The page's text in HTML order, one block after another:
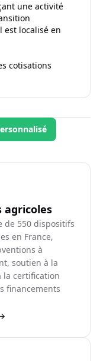
une activité
est localisé en
cotisations
agricoles
de 550 dispositifs
en France,
à
soutien à la
la certification
financements